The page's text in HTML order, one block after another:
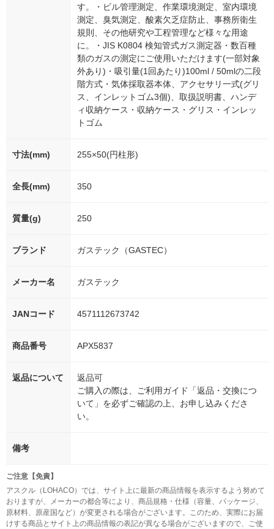
す。・ビル管理測定、作業環境測定、室内環境
測定、臭気測定、酸素欠乏症防止、事務所衛生
規則、その他研究や工程管理など様々な用途
に。・JIS K0804 検知管式ガス測定器・数百種
類のガスの測定にご使用いただけます(一部対象
外あり)・吸引量(1回あたり)100ml / 50mlの二段
階方式・気体採取器本体、アクセサリ一式(グリ
ス、インレットゴム3個)、取扱説明書、ハンデ
ィ収納ケース・収納ケース・グリス・インレッ
トゴム
寸法(mm) 255×50(円柱形)
全長(mm) 350
質量(g) 250
ブランド ガステック（GASTEC）
メーカー名 ガステック
JANコード 4571112673742
商品番号 APX5837
返品について
返品可
ご購入の際は、ご利用ガイド「返品・交換につ
いて」を必ずご確認の上、お申し込みくださ
い。
備考
ご注意【免責】
アスクル（LOHACO）では、サイト上に最新の商品情報を表示するよう努めて
おりますが、メーカーの都合等により、商品規格・仕様（容量、パッケージ、
原材料、原産国など）が変更される場合がございます。このため、実際にお届
けする商品とサイト上の商品情報の表記が異なる場合がございますので、ご使